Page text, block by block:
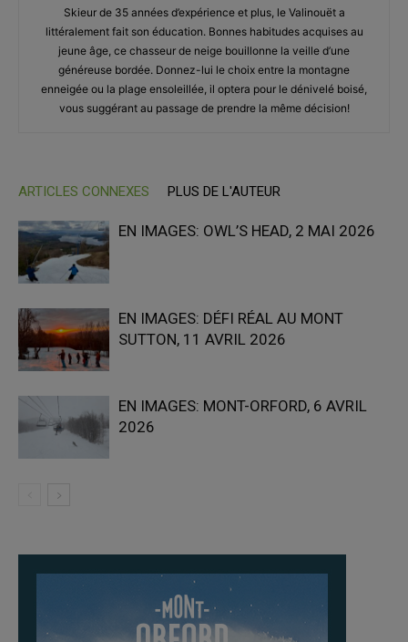
Skieur de 35 années d’expérience et plus, le Valinouët a
littéralement fait son éducation. Bonnes habitudes acquises au
jeune âge, ce chasseur de neige bouillonne la veille d’une
généreuse bordée. Donnez-lui le choix entre la montagne
enneigée ou la plage ensoleillée, il optera pour le dénivelé boisé,
vous suggérant au passage de prendre la même décision!
ARTICLES CONNEXES PLUS DE L'AUTEUR
EN IMAGES: OWL’S HEAD, 2 MAI 2026
EN IMAGES: DÉFI RÉAL AU MONT
SUTTON, 11 AVRIL 2026
EN IMAGES: MONT-ORFORD, 6 AVRIL
2026